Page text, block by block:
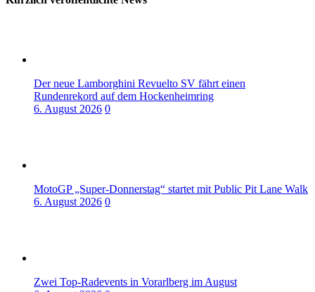
Der neue Lamborghini Revuelto SV fährt einen
Rundenrekord auf dem Hockenheimring
6. August 2026 0
MotoGP „Super-Donnerstag“ startet mit Public Pit Lane Walk
6. August 2026 0
Zwei Top-Radevents in Vorarlberg im August